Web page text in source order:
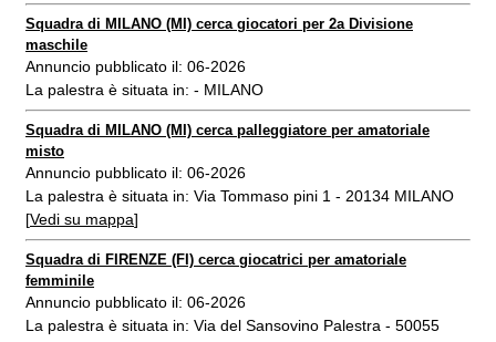
Squadra di MILANO (MI) cerca giocatori per 2a Divisione
maschile
Annuncio pubblicato il: 06-2026
La palestra è situata in: - MILANO
Squadra di MILANO (MI) cerca palleggiatore per amatoriale
misto
Annuncio pubblicato il: 06-2026
La palestra è situata in: Via Tommaso pini 1 - 20134 MILANO
[Vedi su mappa]
Squadra di FIRENZE (FI) cerca giocatrici per amatoriale
femminile
Annuncio pubblicato il: 06-2026
La palestra è situata in: Via del Sansovino Palestra - 50055